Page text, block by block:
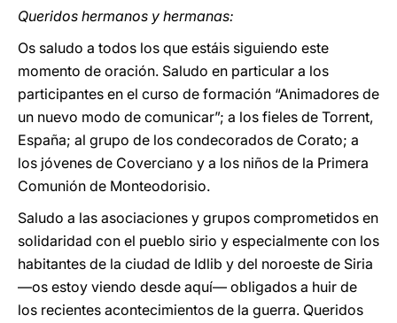
Queridos hermanos y hermanas:
Os saludo a todos los que estáis siguiendo este
momento de oración. Saludo en particular a los
participantes en el curso de formación “Animadores de
un nuevo modo de comunicar”; a los fieles de Torrent,
España; al grupo de los condecorados de Corato; a
los jóvenes de Coverciano y a los niños de la Primera
Comunión de Monteodorisio.
Saludo a las asociaciones y grupos comprometidos en
solidaridad con el pueblo sirio y especialmente con los
habitantes de la ciudad de Idlib y del noroeste de Siria
—os estoy viendo desde aquí— obligados a huir de
los recientes acontecimientos de la guerra. Queridos